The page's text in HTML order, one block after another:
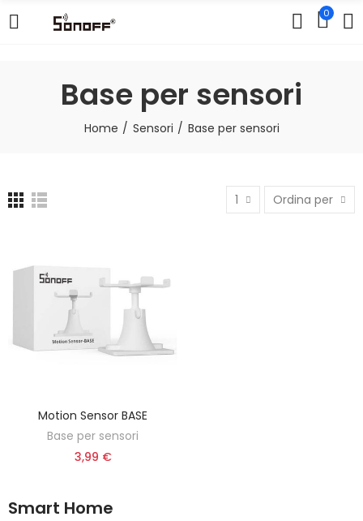
0
Base per sensori
Home Sensori Base per sensori
1 Ordina per
AGGIUNGI AL CARRELLO
Motion Sensor BASE
Base per sensori
3,99 €
Smart Home